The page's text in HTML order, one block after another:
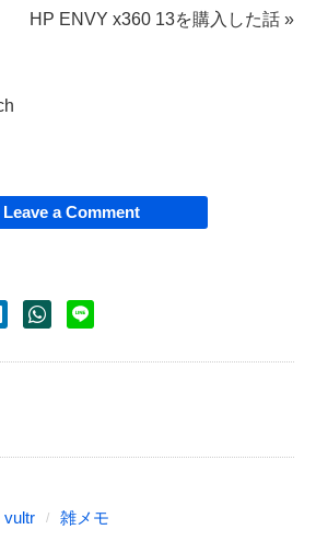
HP ENVY x360 13を購入した話 »
Leave a Comment
vultr 雑メモ